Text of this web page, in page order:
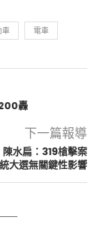
車 電車
200轟
下一篇報導
水扁：319槍擊案
大選無關鍵性影響